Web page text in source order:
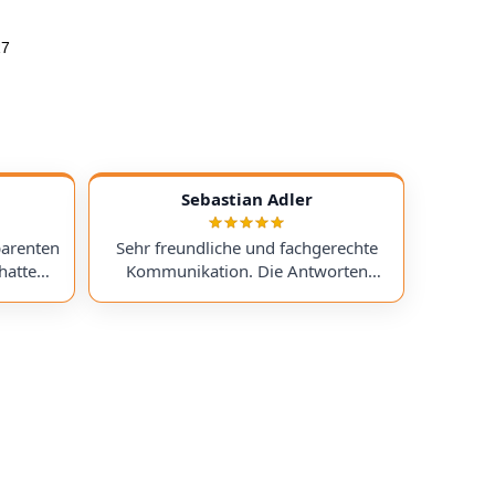
ein
I
Sebastian Adler
Sehr freundliche und fachgerechte
Kommunikation. Die Antworten